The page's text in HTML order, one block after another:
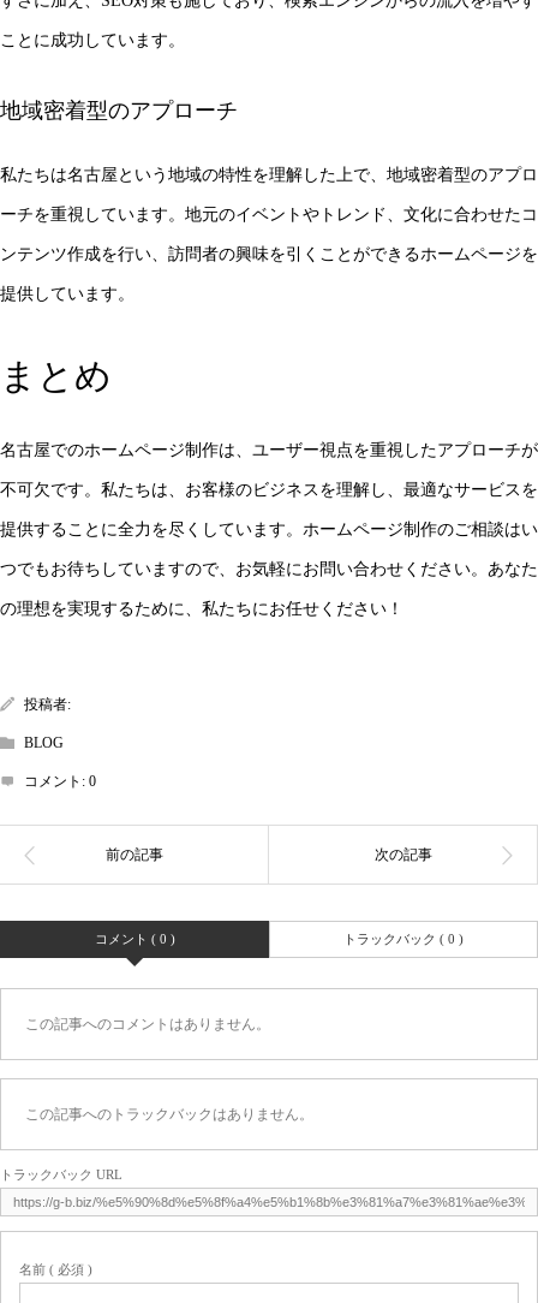
ことに成功しています。
地域密着型のアプローチ
私たちは名古屋という地域の特性を理解した上で、地域密着型のアプロ
ーチを重視しています。地元のイベントやトレンド、文化に合わせたコ
ンテンツ作成を行い、訪問者の興味を引くことができるホームページを
提供しています。
まとめ
名古屋でのホームページ制作は、ユーザー視点を重視したアプローチが
不可欠です。私たちは、お客様のビジネスを理解し、最適なサービスを
提供することに全力を尽くしています。ホームページ制作のご相談はい
つでもお待ちしていますので、お気軽にお問い合わせください。あなた
の理想を実現するために、私たちにお任せください！
投稿者:
BLOG
コメント: 0
コメント ( 0 ) トラックバック ( 0 )
この記事へのコメントはありません。
この記事へのトラックバックはありません。
トラックバック URL
名前 ( 必須 )